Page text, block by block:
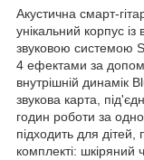
Акустична смарт-
унікальний корпус
звуковою системою
4 ефектами за
внутрішній динамік
звукова карта,
годин роботи за
підходить для дітей,
комплекті: шкіряний